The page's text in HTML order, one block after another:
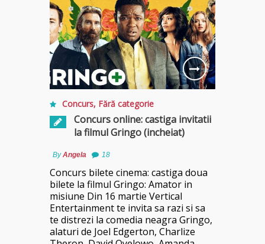
Concurs, Fără categorie
Concurs online: castiga invitatii
la filmul Gringo (incheiat)
ByAngela 18
Concurs bilete cinema: castiga doua
bilete la filmul Gringo: Amator in
misiune Din 16 martie Vertical
Entertainment te invita sa razi si sa
te distrezi la comedia neagra Gringo,
alaturi de Joel Edgerton, Charlize